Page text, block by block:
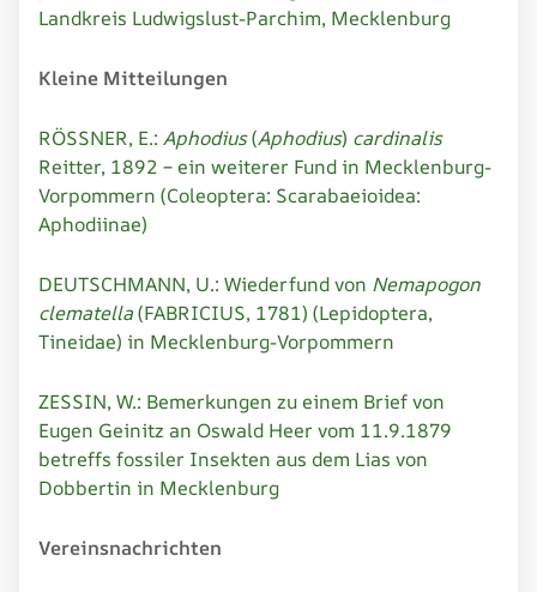
Landkreis Ludwigslust-Parchim, Mecklenburg
Kleine Mitteilungen
RÖSSNER, E.: Aphodius(Aphodius) cardinalis
Reitter, 1892 – ein weiterer Fund in Mecklenburg-
Vorpommern (Coleoptera: Scarabaeioidea:
Aphodiinae)
DEUTSCHMANN, U.: Wiederfund von Nemapogon
clematella(FABRICIUS, 1781) (Lepidoptera,
Tineidae) in Mecklenburg-Vorpommern
ZESSIN, W.: Bemerkungen zu einem Brief von
Eugen Geinitz an Oswald Heer vom 11.9.1879
betreffs fossiler Insekten aus dem Lias von
Dobbertin in Mecklenburg
Vereinsnachrichten